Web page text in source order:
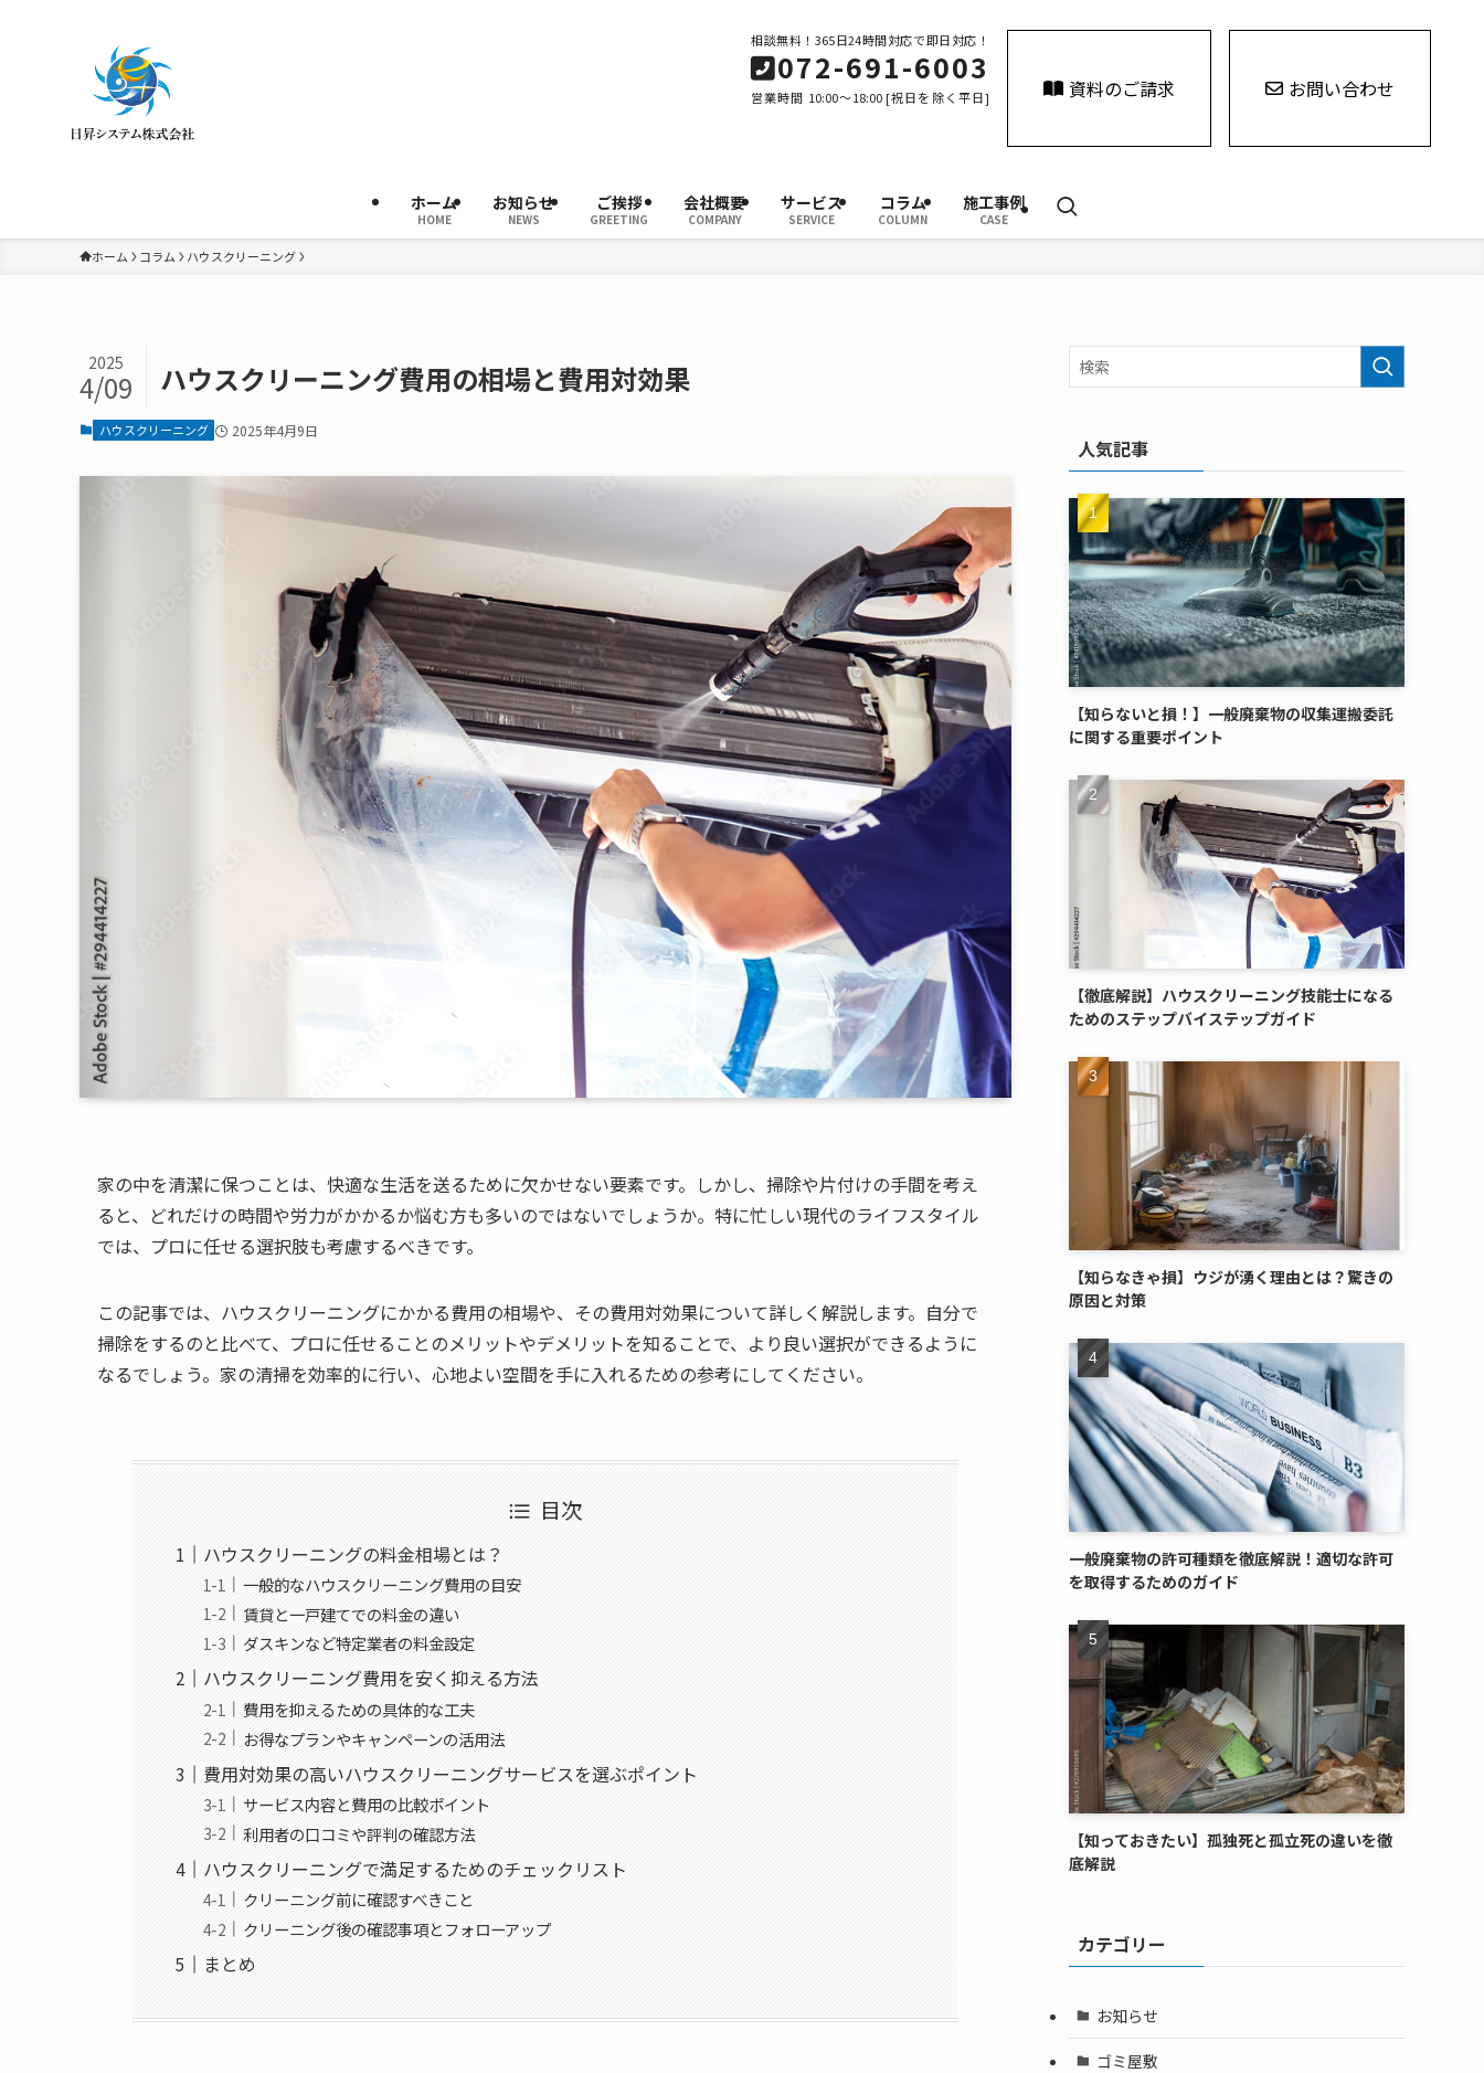
相談無料！365日24時間対応で即日対応！
072-691-6003
営業時間 10:00～18:00 [祝日を除く平日] 資料のご請求 お問い合わせ
ホーム
HOME
お知らせ
NEWS
ご挨拶
GREETING
会社概要
COMPANY
サービス
SERVICE
コラム
COLUMN
施工事例
CASE
ホーム コラム ハウスクリーニング
ハウスクリーニング費用の相場と費用対効果
2025
4/09
ハウスクリーニング 2025年4月9日
家の中を清潔に保つことは、快適な生活を送るために欠かせない要素です。しかし、掃除や片付けの手間を考え
ると、どれだけの時間や労力がかかるか悩む方も多いのではないでしょうか。特に忙しい現代のライフスタイル
では、プロに任せる選択肢も考慮するべきです。
この記事では、ハウスクリーニングにかかる費用の相場や、その費用対効果について詳しく解説します。自分で
掃除をするのと比べて、プロに任せることのメリットやデメリットを知ることで、より良い選択ができるように
なるでしょう。家の清掃を効率的に行い、心地よい空間を手に入れるための参考にしてください。
目次
ハウスクリーニングの料金相場とは？
一般的なハウスクリーニング費用の目安
賃貸と一戸建てでの料金の違い
ダスキンなど特定業者の料金設定
ハウスクリーニング費用を安く抑える方法
費用を抑えるための具体的な工夫
お得なプランやキャンペーンの活用法
費用対効果の高いハウスクリーニングサービスを選ぶポイント
サービス内容と費用の比較ポイント
利用者の口コミや評判の確認方法
ハウスクリーニングで満足するためのチェックリスト
クリーニング前に確認すべきこと
クリーニング後の確認事項とフォローアップ
まとめ
人気記事
【知らないと損！】一般廃棄物の収集運搬委託
に関する重要ポイント
【徹底解説】ハウスクリーニング技能士になる
ためのステップバイステップガイド
【知らなきゃ損】ウジが湧く理由とは？驚きの
原因と対策
一般廃棄物の許可種類を徹底解説！適切な許可
を取得するためのガイド
【知っておきたい】孤独死と孤立死の違いを徹
底解説
カテゴリー
お知らせ
ゴミ屋敷